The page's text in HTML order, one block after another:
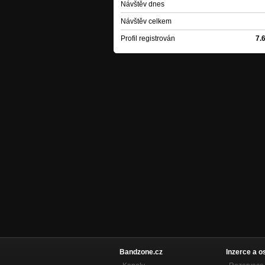
Návštěv dnes
Návštěv celkem
Profil registrován
Bandzone.cz
Inzerce a